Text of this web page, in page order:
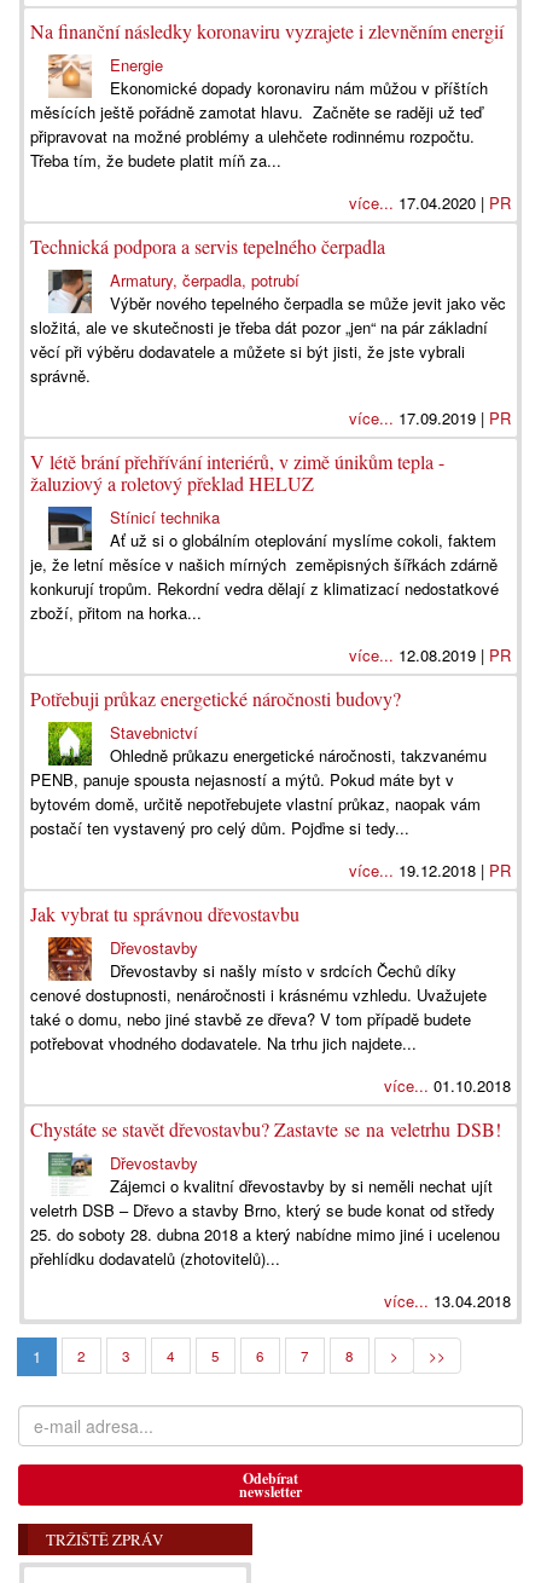
Na finanční následky koronaviru vyzrajete i zlevněním energií
Energie
Ekonomické dopady koronaviru nám můžou v příštích
měsících ještě pořádně zamotat hlavu. Začněte se raději už teď
připravovat na možné problémy a ulehčete rodinnému rozpočtu.
Třeba tím, že budete platit míň za...
více... 17.04.2020 | PR
Technická podpora a servis tepelného čerpadla
Armatury, čerpadla, potrubí
Výběr nového tepelného čerpadla se může jevit jako věc
složitá, ale ve skutečnosti je třeba dát pozor „jen“ na pár základní
věcí při výběru dodavatele a můžete si být jisti, že jste vybrali
správně.
více... 17.09.2019 | PR
V létě brání přehřívání interiérů, v zimě únikům tepla -
žaluziový a roletový překlad HELUZ
Stínicí technika
Ať už si o globálním oteplování myslíme cokoli, faktem
je, že letní měsíce v našich mírných zeměpisných šířkách zdárně
konkurují tropům. Rekordní vedra dělají z klimatizací nedostatkové
zboží, přitom na horka...
více... 12.08.2019 | PR
Potřebuji průkaz energetické náročnosti budovy?
Stavebnictví
Ohledně průkazu energetické náročnosti, takzvanému
PENB, panuje spousta nejasností a mýtů. Pokud máte byt v
bytovém domě, určitě nepotřebujete vlastní průkaz, naopak vám
postačí ten vystavený pro celý dům. Pojďme si tedy...
více... 19.12.2018 | PR
Jak vybrat tu správnou dřevostavbu
Dřevostavby
Dřevostavby si našly místo v srdcích Čechů díky
cenové dostupnosti, nenáročnosti i krásnému vzhledu. Uvažujete
také o domu, nebo jiné stavbě ze dřeva? V tom případě budete
potřebovat vhodného dodavatele. Na trhu jich najdete...
více... 01.10.2018
Chystáte se stavět dřevostavbu? Zastavte se na veletrhu DSB!
Dřevostavby
Zájemci o kvalitní dřevostavby by si neměli nechat ujít
veletrh DSB – Dřevo a stavby Brno, který se bude konat od středy
25. do soboty 28. dubna 2018 a který nabídne mimo jiné i ucelenou
přehlídku dodavatelů (zhotovitelů)...
více... 13.04.2018
1 2 3 4 5 6 7 8 > >>
Odebírat
newsletter
TRŽIŠTĚ ZPRÁV